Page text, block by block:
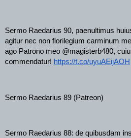
Sermo Raedarius 90, paenultimus
agitur nec non florilegium carminum
ago Patrono meo @magisterb480,
commendatur! https://t.co/uyuAEijAOH
Sermo Raedarius 89 (Patreon)
Sermo Raedarius 88: de quibusdam